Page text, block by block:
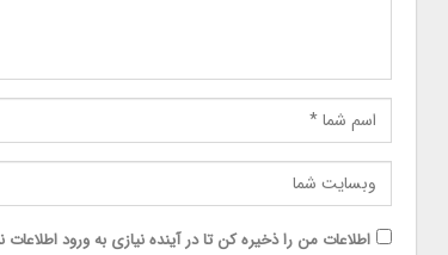
اطلاعات من را ذخیره کن تا در آینده نیازی به ورود اطلاعات